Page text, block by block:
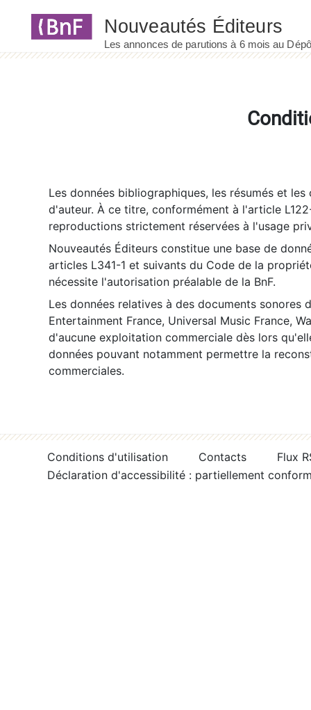
Les données bibliographiques, les résumés et
d'auteur. À ce titre, conformément à l'article
reproductions strictement réservées à l'usage
Nouveautés Éditeurs constitue une base de
articles L341-1 et suivants du Code de la
nécessite l'autorisation préalable de la BnF.
Les données relatives à des documents sonores
Entertainment France, Universal Music France,
d'aucune exploitation commerciale dès lors
données pouvant notamment permettre la
commerciales.
Conditions d'utilisation Contacts
Flux
Déclaration d'accessibilité : partiellement